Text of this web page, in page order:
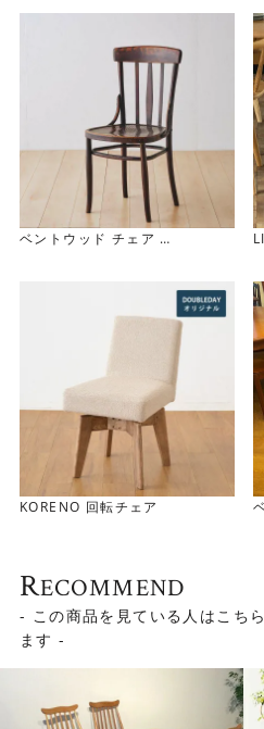
座面は黒合皮に張り替え済みで
ベントウッド チェア
KORENO 回転チェア
RECOMMEND
- この商品を見ている人はこち
ます -